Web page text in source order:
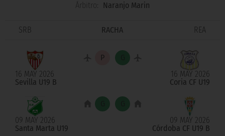
Árbitro: Naranjo Marin
SRB RACHA REA
16 MAY 2026
Sevilla U19 B
09 MAY 2026
Santa Marta U19
16 MAY 2026
Coria CF U19
09 MAY 2026
Córdoba CF U19 B